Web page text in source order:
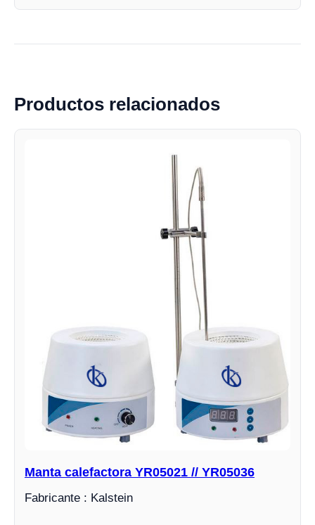
Productos relacionados
Manta calefactora YR05021 // YR05036
Fabricante : Kalstein